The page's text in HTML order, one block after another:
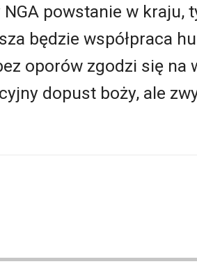
powstanie w kraju,
będzie współpraca
oporów zgodzi się na
dopust boży, ale